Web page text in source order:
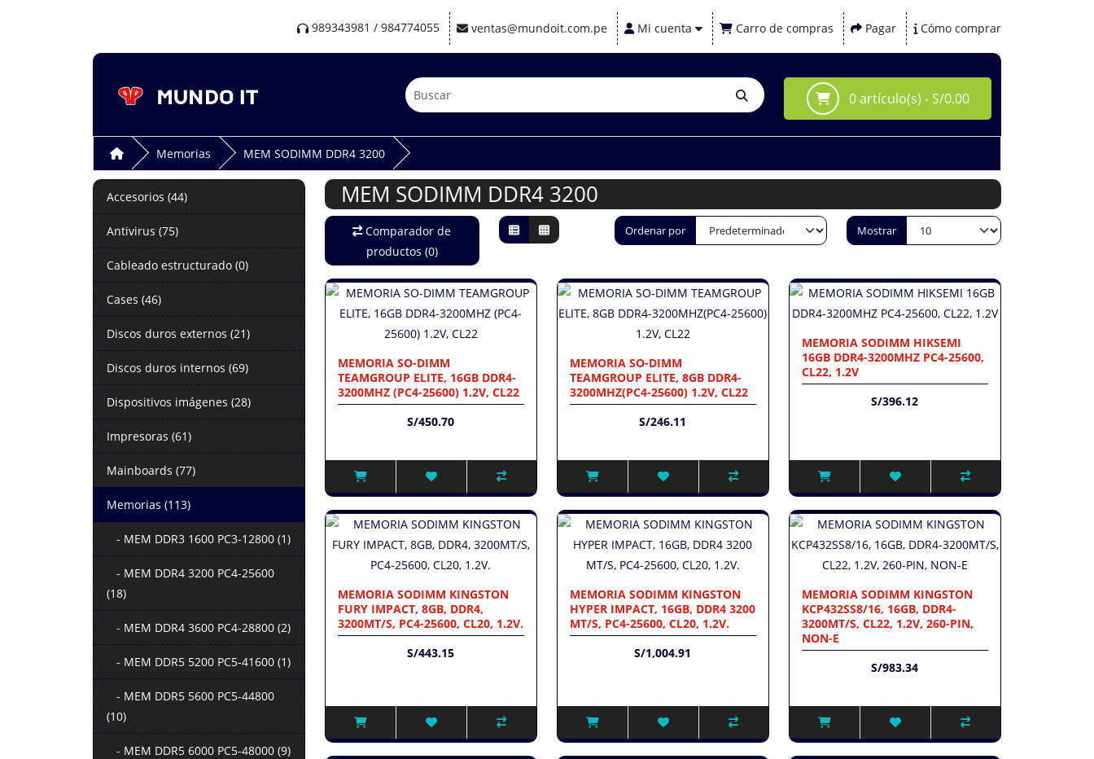
989343981 / 984774055 ventas@mundoit.com.pe Mi cuenta Carro de compras Pagar Cómo comprar
0 artículo(s) - S/0.00
Memorias MEM SODIMM DDR4 3200
Accesorios (44)
Antivirus (75)
Cableado estructurado (0)
Cases (46)
Discos duros externos (21)
Discos duros internos (69)
Dispositivos imágenes (28)
Impresoras (61)
Mainboards (77)
Memorias (113)
- MEM DDR3 1600 PC3-12800 (1)
- MEM DDR4 3200 PC4-25600
(18)
- MEM DDR4 3600 PC4-28800 (2)
- MEM DDR5 5200 PC5-41600 (1)
- MEM DDR5 5600 PC5-44800
(10)
- MEM DDR5 6000 PC5-48000 (9)
MEM SODIMM DDR4 3200
Comparador de
productos (0)
Ordenar por Mostrar
MEMORIA SO-DIMM
TEAMGROUP ELITE, 16GB DDR4-
3200MHZ (PC4-25600) 1.2V, CL22
S/450.70
MEMORIA SO-DIMM
TEAMGROUP ELITE, 8GB DDR4-
3200MHZ(PC4-25600) 1.2V, CL22
S/246.11
MEMORIA SODIMM HIKSEMI
16GB DDR4-3200MHZ PC4-25600,
CL22, 1.2V
S/396.12
MEMORIA SODIMM KINGSTON
FURY IMPACT, 8GB, DDR4,
3200MT/S, PC4-25600, CL20, 1.2V.
S/443.15
MEMORIA SODIMM KINGSTON
HYPER IMPACT, 16GB, DDR4 3200
MT/S, PC4-25600, CL20, 1.2V.
S/1,004.91
MEMORIA SODIMM KINGSTON
KCP432SS8/16, 16GB, DDR4-
3200MT/S, CL22, 1.2V, 260-PIN,
NON-E
S/983.34